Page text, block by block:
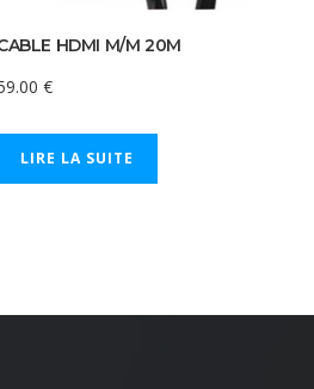
HDMI M/M 20M
€
LIRE LA SUITE